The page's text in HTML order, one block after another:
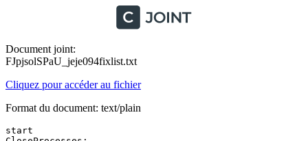
Document joint:
FJpjsolSPaU_jeje094fixlist.txt
Cliquez pour accéder au fichier
Format du document: text/plain
start